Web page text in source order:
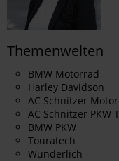
Themenwelten
BMW Motorrad
Harley Davidson
AC Schnitzer
AC Schnitzer PKW
BMW PKW
Touratech
Wunderlich